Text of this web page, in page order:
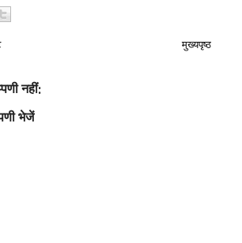
मुख्यपृष्ठ
नहीं:
भेजें